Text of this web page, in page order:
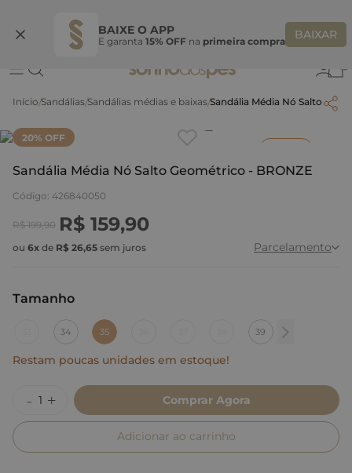
BAIXE O APP
E garanta 15% OFF na primeira compra BAIXAR
Ganhe 10% OFF na coleção utilizando o código do seu vendedor*
Sandálias Sandálias médias e baixas Sandália Média Nó Salto
20% OFF
Sandália Média Nó Salto Geométrico - BRONZE
Código: 426840050
R$ 199,90 R$ 159,90
ou 6x de R$ 26,65 sem juros Parcelamento
Tamanho
34 35 39
Restam poucas unidades em estoque!
Comprar Agora
Adicionar ao carrinho